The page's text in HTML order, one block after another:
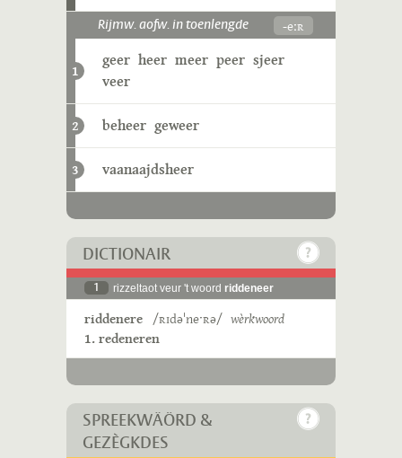
Rijmw. aofw. in toenlengde -eːʀ
1
geer heer meer peer sjeer
veer
2 beheer geweer
3 vaanaajdsheer
DICTIONAIR
1 rizzeltaot veur 't woord riddeneer
riddenere /ʀɪdəˈneˑʀə/ wèrkwoord
1. redeneren
SPREEKWÄÖRD &
GEZÈGKDES